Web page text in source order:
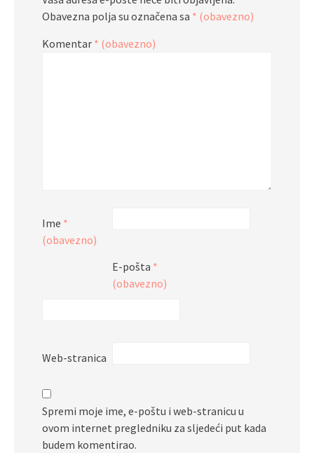
Obavezna polja su označena sa * (obavezno)
Komentar * (obavezno)
Ime *
(obavezno)
E-pošta *
(obavezno)
Web-stranica
Spremi moje ime, e-poštu i web-stranicu u
ovom internet pregledniku za sljedeći put kada
budem komentirao.